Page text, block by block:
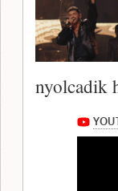
nyolcadik